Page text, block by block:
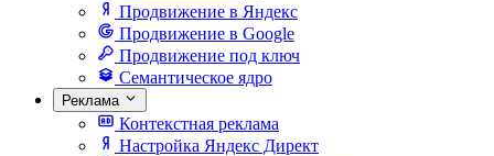
Продвижение в Яндекс
Продвижение в Google
Продвижение под ключ
Семантическое ядро
Реклама
Контекстная реклама
Настройка Яндекс Директ